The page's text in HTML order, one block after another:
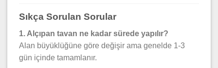
Sıkça Sorulan Sorular
1. Alçıpan tavan ne kadar sürede yapılır?
Alan büyüklüğüne göre değişir ama genelde 1-3
gün içinde tamamlanır.